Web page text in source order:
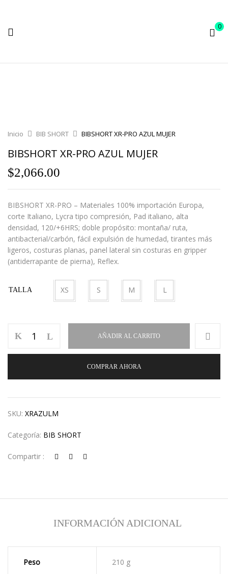
0
Inicio BIB SHORT BIBSHORT XR-PRO AZUL MUJER
BIBSHORT XR-PRO AZUL MUJER
$2,066.00
BIBSHORT XR-PRO – Materiales 100% importación Europa,
corte Italiano, Lycra tipo compresión, Pad italiano, alta
densidad, 120/+6HRS; doble propósito: montaña/ ruta,
antibacterial/carbón, fácil expulsión de humedad, tirantes más
ligeros, costuras planas, panel lateral sin costuras en gripper
(antiderrapante de pierna), Reflex.
TALLA XS S M L
AÑADIR AL CARRITO
COMPRAR AHORA
SKU: XRAZULM
Categoría: BIB SHORT
Compartir :
INFORMACIÓN ADICIONAL
Peso 210 g